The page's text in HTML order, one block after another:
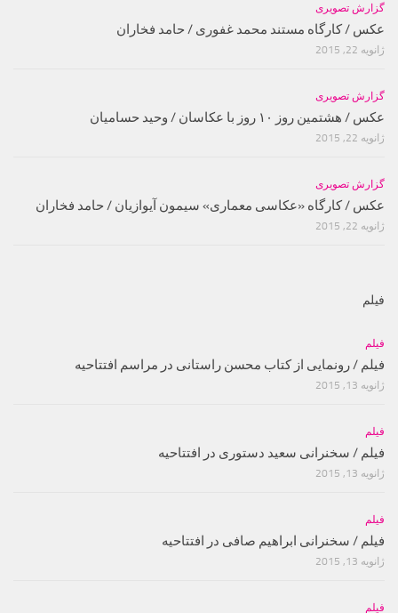
گزارش تصویری
عکس / کارگاه مستند محمد غفوری / حامد فخاران
ژانویه 22, 2015
گزارش تصویری
عکس / هشتمین روز ۱۰ روز با عکاسان / وحید حسامیان
ژانویه 22, 2015
گزارش تصویری
عکس / کارگاه «عکاسی معماری» سیمون آیوازیان / حامد فخاران
ژانویه 22, 2015
فیلم
فیلم
فیلم / رونمایی از کتاب محسن راستانی در مراسم افتتاحیه
ژانویه 13, 2015
فیلم
فیلم / سخنرانی سعید دستوری در افتتاحیه
ژانویه 13, 2015
فیلم
فیلم / سخنرانی ابراهیم صافی در افتتاحیه
ژانویه 13, 2015
فیلم